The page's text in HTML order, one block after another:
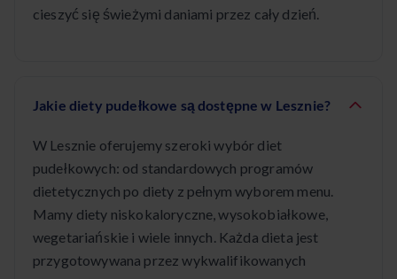
cieszyć się świeżymi daniami przez cały dzień.
Jakie diety pudełkowe są dostępne w Lesznie?
W Lesznie oferujemy szeroki wybór diet
pudełkowych: od standardowych programów
dietetycznych po diety z pełnym wyborem menu.
Mamy diety niskokaloryczne, wysokobiałkowe,
wegetariańskie i wiele innych. Każda dieta jest
przygotowywana przez wykwalifikowanych